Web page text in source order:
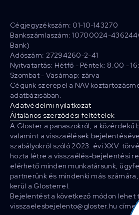
Cégjegyzékszám: 01-10-143270
Bankszámlaszám: 10700024-
Bank)
Adószám: 27294260-2-41
Nyitvatartás: Hétfő - Péntek: 8.00 -
Szombat - Vasárnap: zárva
Cégünk szerepel a NAV
adatbázisában.
Adatvédelmi nyilatkozat
Általános szerződési feltételek
A Gloster a panaszokról, a közérdekű
valamint a visszaélések
szabályokról szóló 2023. évi XXV.
hozta létre a visszaélés-bejelentési
elérhető minden munkatársunk,
partnerünk és mindenki más
kerül a Glosterrel.
Bejelentést a következő módon lehet
visszaelesbejelento@gloster.hu címen